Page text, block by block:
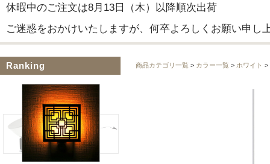
休暇中のご注文は8月13日（木）以降順次出荷
ご迷惑をおかけいたしますが、何卒よろしくお願い申し
Ranking 商品カテゴリ一覧 > カラー一覧 > ホワイト >